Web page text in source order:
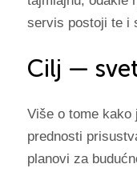
servis postoji te i
Cilj —
Više o tome kako
prednosti
planovi za